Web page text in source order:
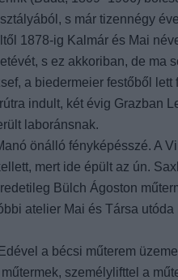
s már tizennégy
1878-ig Kalmár és Mai
s ez akkoriban, de ma
a biedermeier festőből
indult, két évig Grazban
laboránsnak.
önálló fényképésszé. A
mert ide épült az ún.
Bülch Ágoston
atelier Mai és Társa
a bécsi műterem
személylifttel a